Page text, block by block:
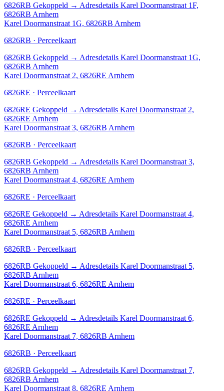
6826RB Gekoppeld → Adresdetails Karel Doormanstraat 1F,
6826RB Arnhem
Karel Doormanstraat 1G, 6826RB Arnhem
6826RB · Perceelkaart
6826RB Gekoppeld → Adresdetails Karel Doormanstraat 1G,
6826RB Arnhem
Karel Doormanstraat 2, 6826RE Arnhem
6826RE · Perceelkaart
6826RE Gekoppeld → Adresdetails Karel Doormanstraat 2,
6826RE Arnhem
Karel Doormanstraat 3, 6826RB Arnhem
6826RB · Perceelkaart
6826RB Gekoppeld → Adresdetails Karel Doormanstraat 3,
6826RB Arnhem
Karel Doormanstraat 4, 6826RE Arnhem
6826RE · Perceelkaart
6826RE Gekoppeld → Adresdetails Karel Doormanstraat 4,
6826RE Arnhem
Karel Doormanstraat 5, 6826RB Arnhem
6826RB · Perceelkaart
6826RB Gekoppeld → Adresdetails Karel Doormanstraat 5,
6826RB Arnhem
Karel Doormanstraat 6, 6826RE Arnhem
6826RE · Perceelkaart
6826RE Gekoppeld → Adresdetails Karel Doormanstraat 6,
6826RE Arnhem
Karel Doormanstraat 7, 6826RB Arnhem
6826RB · Perceelkaart
6826RB Gekoppeld → Adresdetails Karel Doormanstraat 7,
6826RB Arnhem
Karel Doormanstraat 8, 6826RE Arnhem